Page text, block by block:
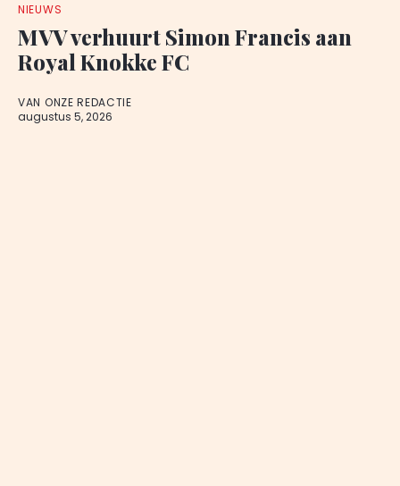
NIEUWS
MVV verhuurt Simon Francis aan
Royal Knokke FC
VAN ONZE REDACTIE
augustus 5, 2026